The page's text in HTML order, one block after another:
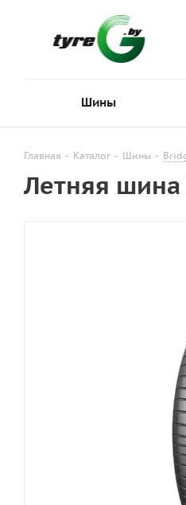
Шины
Главная - Каталог - Шины -
Летняя шина